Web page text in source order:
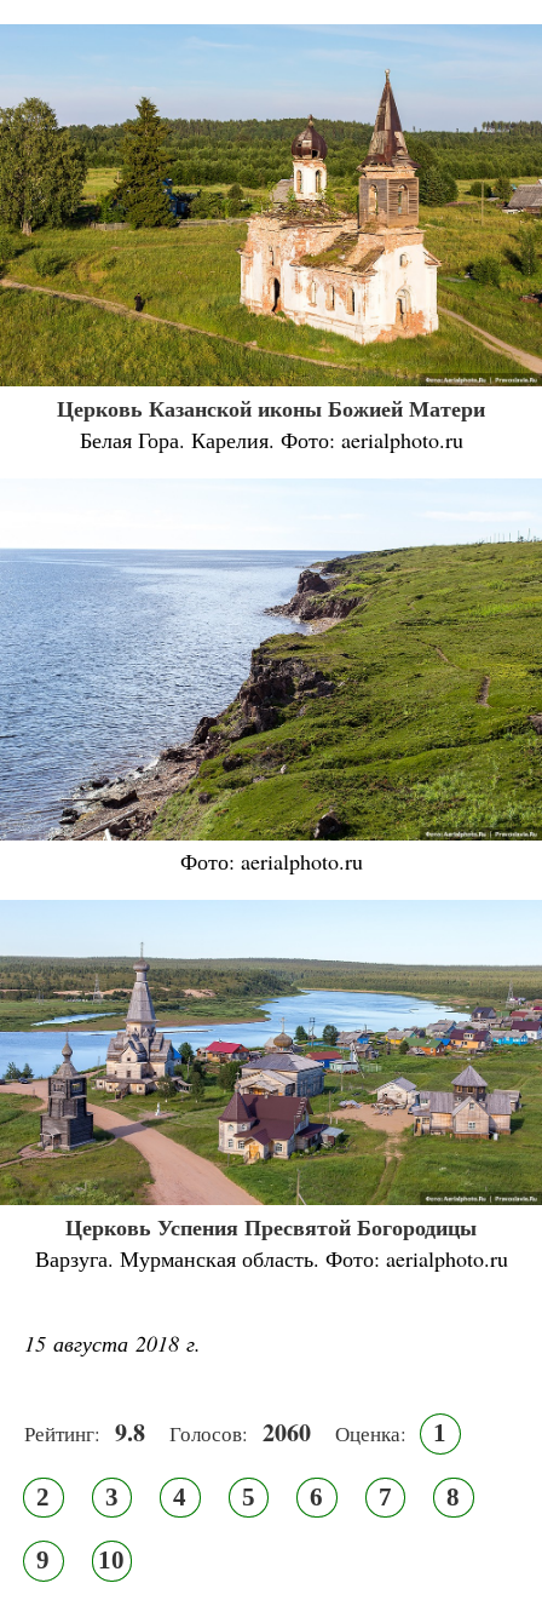
Церковь Казанской иконы Божией Матери
Белая Гора. Карелия. Фото: aerialphoto.ru
Фото: aerialphoto.ru
Церковь Успения Пресвятой Богородицы
Варзуга. Мурманская область. Фото: aerialphoto.ru
15 августа 2018 г.
Рейтинг: 9.8 Голосов: 2060 Оценка: 1
2 3 4 5 6 7 8
9 10